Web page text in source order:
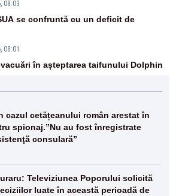
08:03
se confruntă cu un deficit de
08:01
în așteptarea taifunului Dolphin
cazul cetățeanului român arestat în
spionaj.”Nu au fost înregistrate
consulară”
Televiziunea Poporului solicită
luate în această perioadă de